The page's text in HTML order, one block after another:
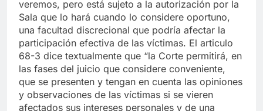
veremos, pero está sujeto a la autorización por la
Sala que lo hará cuando lo considere oportuno,
una facultad discrecional que podría afectar la
participación efectiva de las víctimas. El articulo
68-3 dice textualmente que “la Corte permitirá, en
las fases del juicio que considere conveniente,
que se presenten y tengan en cuenta las opiniones
y observaciones de las víctimas si se vieren
afectados sus intereses personales y de una